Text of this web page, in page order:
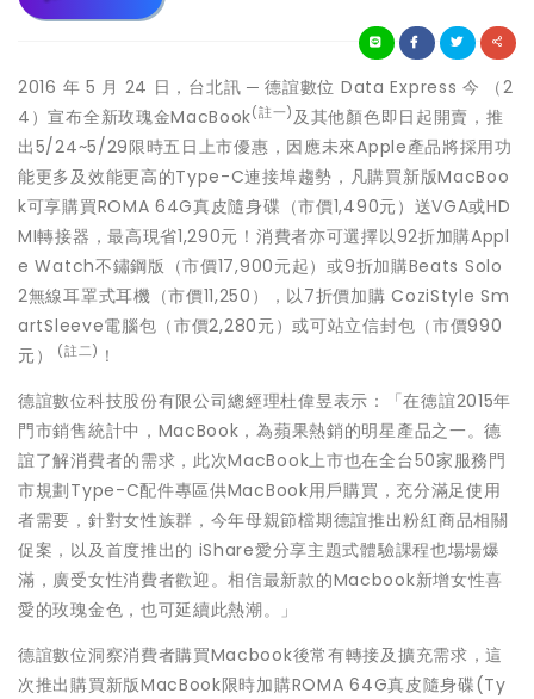
2016 年 5 月 24 日，台北訊 ─ 德誼數位 Data Express 今 （2
4）宣布全新玫瑰金MacBook(註一)及其他顏色即日起開賣，推
出5/24~5/29限時五日上市優惠，因應未來Apple產品將採用功
能更多及效能更高的Type-C連接埠趨勢，凡購買新版MacBoo
k可享購買ROMA 64G真皮隨身碟（市價1,490元）送VGA或HD
MI轉接器，最高現省1,290元！消費者亦可選擇以92折加購Appl
e Watch不鏽鋼版（市價17,900元起）或9折加購Beats Solo
2無線耳罩式耳機（市價11,250），以7折價加購 CoziStyle Sm
artSleeve電腦包（市價2,280元）或可站立信封包（市價990
元）
(註二) ！
德誼數位科技股份有限公司總經理杜偉昱表示：「在徳誼2015年
門市銷售統計中，MacBook，為蘋果熱銷的明星產品之一。德
誼了解消費者的需求，此次MacBook上市也在全台50家服務門
市規劃Type-C配件專區供MacBook用戶購買，充分滿足使用
者需要，針對女性族群，今年母親節檔期德誼推出粉紅商品相關
促案，以及首度推出的 iShare愛分享主題式體驗課程也場場爆
滿，廣受女性消費者歡迎。相信最新款的Macbook新增女性喜
愛的玫瑰金色，也可延續此熱潮。」
德誼數位洞察消費者購買Macbook後常有轉接及擴充需求，這
次推出購買新版MacBook限時加購ROMA 64G真皮隨身碟(Ty